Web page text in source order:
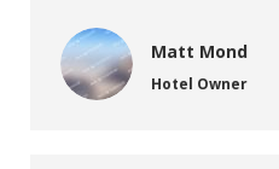
Matt Mond
Hotel Owner